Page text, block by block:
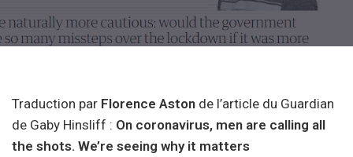
Traduction par Florence Aston de l’article du Guardian
de Gaby Hinsliff : On coronavirus, men are calling all
the shots. We’re seeing why it matters